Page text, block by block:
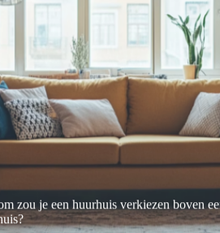
zou je een huurhuis verkiezen boven een